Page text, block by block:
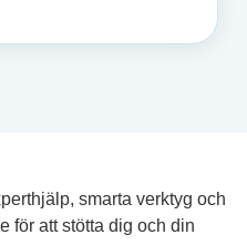
smarta verktyg och
för att stötta dig och din